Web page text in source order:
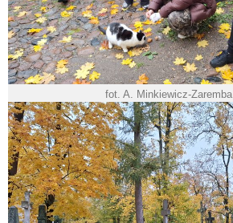
fot. A. Minkiewicz-Zaremba